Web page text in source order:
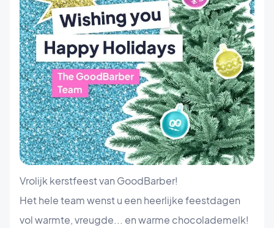
Vrolijk kerstfeest van GoodBarber!
Het hele team wenst u een heerlijke feestdagen
vol warmte, vreugde... en warme chocolademelk!